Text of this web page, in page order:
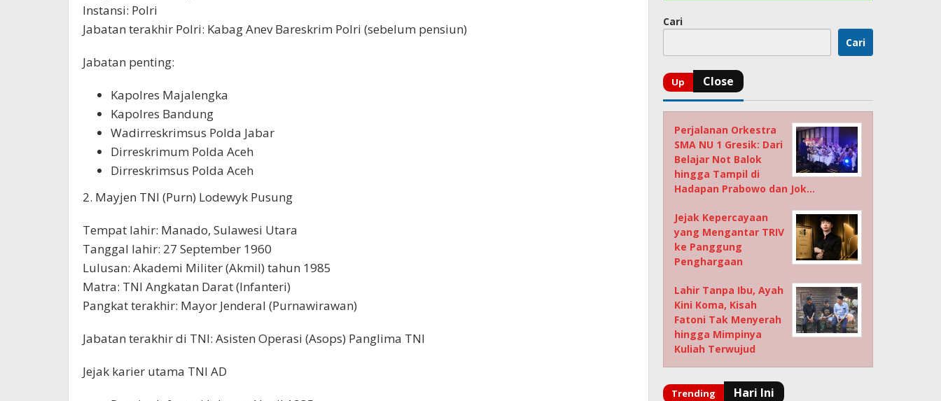
Instansi: Polri
Jabatan terakhir Polri: Kabag Anev Bareskrim Polri (sebelum pensiun)
Jabatan penting:
Kapolres Majalengka
Kapolres Bandung
Wadirreskrimsus Polda Jabar
Dirreskrimum Polda Aceh
Dirreskrimsus Polda Aceh
2. Mayjen TNI (Purn) Lodewyk Pusung
Tempat lahir: Manado, Sulawesi Utara
Tanggal lahir: 27 September 1960
Lulusan: Akademi Militer (Akmil) tahun 1985
Matra: TNI Angkatan Darat (Infanteri)
Pangkat terakhir: Mayor Jenderal (Purnawirawan)
Jabatan terakhir di TNI: Asisten Operasi (Asops) Panglima TNI
Jejak karier utama TNI AD
Cari
Cari
Perjalanan Orkestra
SMA NU 1 Gresik: Dari
Belajar Not Balok
hingga Tampil di
Hadapan Prabowo dan Jok…
Jejak Kepercayaan
yang Mengantar TRIV
ke Panggung
Penghargaan
Lahir Tanpa Ibu, Ayah
Kini Koma, Kisah
Fatoni Tak Menyerah
hingga Mimpinya
Kuliah Terwujud